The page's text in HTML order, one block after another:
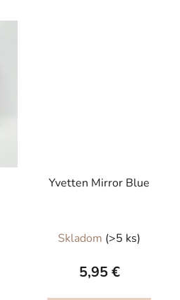
Yvetten Mirror Blue
Skladom (>5 ks)
5,95 €